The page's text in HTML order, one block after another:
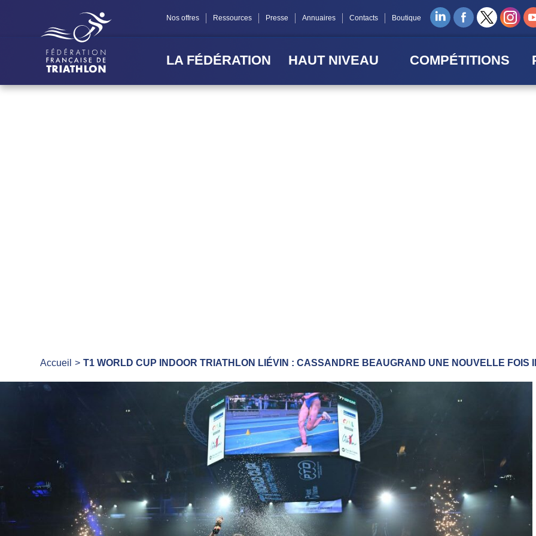
Nos offres Ressources Presse Annuaires Contacts Boutique
LA FÉDÉRATION HAUT NIVEAU COMPÉTITIONS
Accueil T1 WORLD CUP INDOOR TRIATHLON LIÉVIN : CASSANDRE BEAUGRAND UNE NOUVELLE FOIS